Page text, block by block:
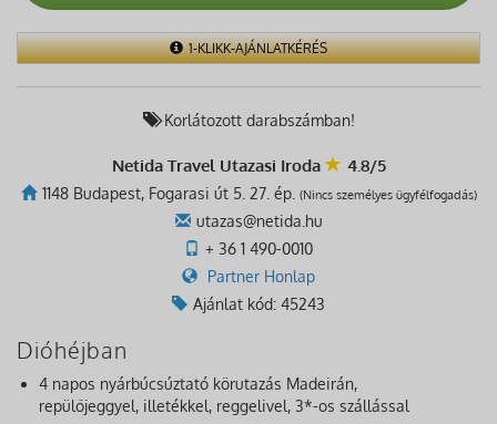
1-KLIKK-AJÁNLATKÉRÉS
Korlátozott darabszámban!
Netida Travel Utazasi Iroda 4.8/5
1148 Budapest, Fogarasi út 5. 27. ép. (Nincs személyes ügyfélfogadás)
utazas@netida.hu
+ 36 1 490-0010
Partner Honlap
Ajánlat kód: 45243
Dióhéjban
4 napos nyárbúcsúztató körutazás Madeirán,
repülőjeggyel, illetékkel, reggelivel, 3*-os szállással